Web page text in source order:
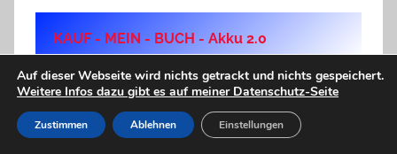
KAUF - MEIN - BUCH - Akku 2.0
Auf dieser Webseite wird nichts getrackt und nichts gespeichert.
Weitere Infos dazu gibt es auf meiner Datenschutz-Seite
Zustimmen Ablehnen Einstellungen